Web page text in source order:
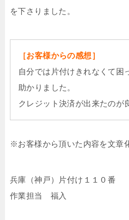
を下さりました。
［お客様からの感想］
自分では片付けきれなくて困
助かりました。
クレジット決済が出来たのが
※お客様から頂いた内容を文章
兵庫（神戸）片付け１１０番
作業担当 福入